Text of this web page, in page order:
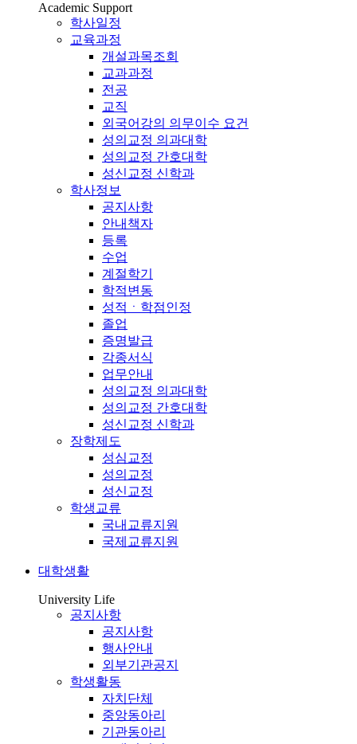
Academic Support
학사일정
교육과정
개설과목조회
교과과정
전공
교직
외국어강의 의무이수 요건
성의교정 의과대학
성의교정 간호대학
성신교정 신학과
학사정보
공지사항
안내책자
등록
수업
계절학기
학적변동
성적ㆍ학점인정
졸업
증명발급
각종서식
업무안내
성의교정 의과대학
성의교정 간호대학
성신교정 신학과
장학제도
성심교정
성의교정
성신교정
학생교류
국내교류지원
국제교류지원
대학생활
University Life
공지사항
공지사항
행사안내
외부기관공지
학생활동
자치단체
중앙동아리
기관동아리